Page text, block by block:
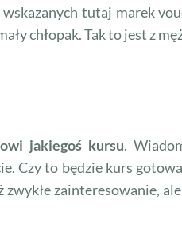
tutaj marek
chłopak. Tak to jest z
jakiegoś kursu.
Czy to będzie kurs
zainteresowanie,